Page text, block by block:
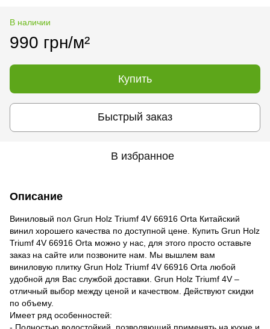
В наличии
990 грн/м²
Купить
Быстрый заказ
В избранное
Описание
Виниловый пол Grun Holz Triumf 4V 66916 Orta Китайский
винил хорошего качества по доступной цене. Купить Grun Holz
Triumf 4V 66916 Orta можно у нас, для этого просто оставьте
заказ на сайте или позвоните нам. Мы вышлем вам
виниловую плитку Grun Holz Triumf 4V 66916 Orta любой
удобной для Вас службой доставки. Grun Holz Triumf 4V –
отличный выбор между ценой и качеством. Действуют скидки
по объему.
Имеет ряд особенностей:
- Полностью водостойкий, позволяющий применять на кухне и